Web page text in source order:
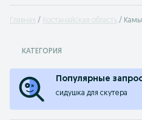
Главная Костанайская область
КАТЕГОРИЯ
Популярные
сидушка для скутера